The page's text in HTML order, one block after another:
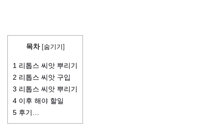
목차 [숨기기]
1 리톱스 씨앗 뿌리기
2 리톱스 씨앗 구입
3 리톱스 씨앗 뿌리기
4 이후 해야 할일
5 후기…